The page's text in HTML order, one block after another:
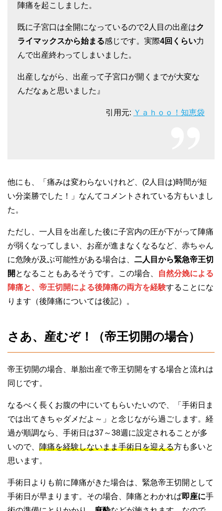
陣痛を起こしました。
既に子宮口は全開になっているので2人目の出産はク
ライマックスから始まる感じです。実際4回くらい力
んで出産終わってしまいました。
出産しながら、出産って子宮口が開くまでが大変な
んだなぁと思いました』
引用元: Ｙａｈｏｏ！知恵袋
他にも、「痛みは変わらないけれど、(2人目は)時間が短
い分楽勝でした！」なんてコメントされている方もいまし
た。
ただし、一人目を出産した後に子宮内の圧が下がって陣痛
が弱くなってしまい、お産が進まなくなるなど、赤ちゃん
に危険が及ぶ可能性がある場合は、 二人目から緊急帝王切
開 となることもあるそうです。この場合、
自然分娩による
陣痛と、帝王切開による後陣痛の両方を経験することにな
ります（後陣痛については後記）。
さあ、産むぞ！（帝王切開の場合）
帝王切開の場合、単胎出産で帝王切開をする場合と流れは
同じです。
なるべく長くお腹の中にいてもらいたいので、「手術日ま
では出てきちゃダメだよ～」と念じながら過ごします。経
過が順調なら、手術日は37～38週に設定されることが多
いので、 陣痛を経験しないまま手術日を迎える方も多いと
思います。
手術日よりも前に陣痛がきた場合は、緊急帝王切開として
手術日が早まります。その場合、陣痛とわかれば即座に手